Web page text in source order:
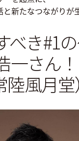
新たなつながりが
べき#1
一さん
風月堂）